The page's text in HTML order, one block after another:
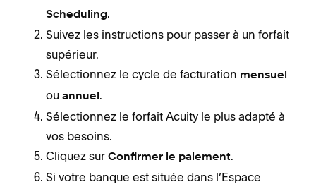
Scheduling.
Suivez les instructions pour passer à un forfait
supérieur.
Sélectionnez le cycle de facturation mensuel
ou annuel .
Sélectionnez le forfait Acuity le plus adapté à
vos besoins.
Cliquez sur Confirmer le paiement.
Si votre banque est située dans l’Espace